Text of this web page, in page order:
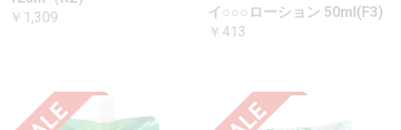
￥1,309
イ○○○ローション 50ml(F3)
￥413